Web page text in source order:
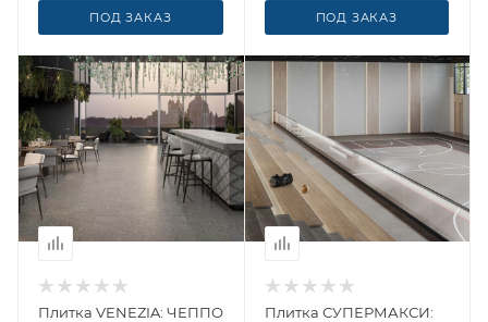
ПОД ЗАКАЗ ПОД ЗАКАЗ
Плитка VENEZIA: ЧЕППО
Плитка СУПЕРМАКСИ: